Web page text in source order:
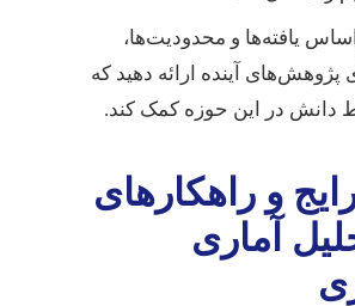
یافته‌ها و محدودیت‌ها،
پژوهش‌های آینده ارائه دهید که
دانش در این حوزه کمک کند.
و راهکارهای
آماری